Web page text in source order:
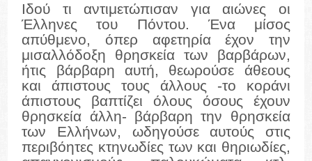
Ιδού τι αντιμετώπισαν για αιώνες οι
Έλληνες του Πόντου. Ένα μίσος
απύθμενο, όπερ αφετηρία έχον την
μισαλλόδοξη θρησκεία των βαρβάρων,
ήτις βάρβαρη αυτή, θεωρούσε άθεους
και άπιστους τους άλλους -το κοράνι
άπιστους βαπτίζει όλους όσους έχουν
θρησκεία άλλη- βάρβαρη την θρησκεία
των Ελλήνων, ωδηγούσε αυτούς στις
περιβόητες κτηνωδίες των και θηριωδίες,